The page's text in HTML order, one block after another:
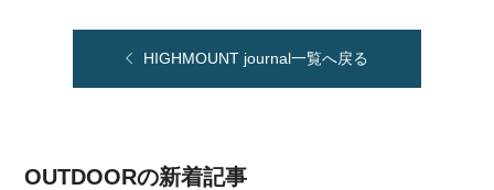
HIGHMOUNT journal一覧へ戻る
OUTDOORの新着記事